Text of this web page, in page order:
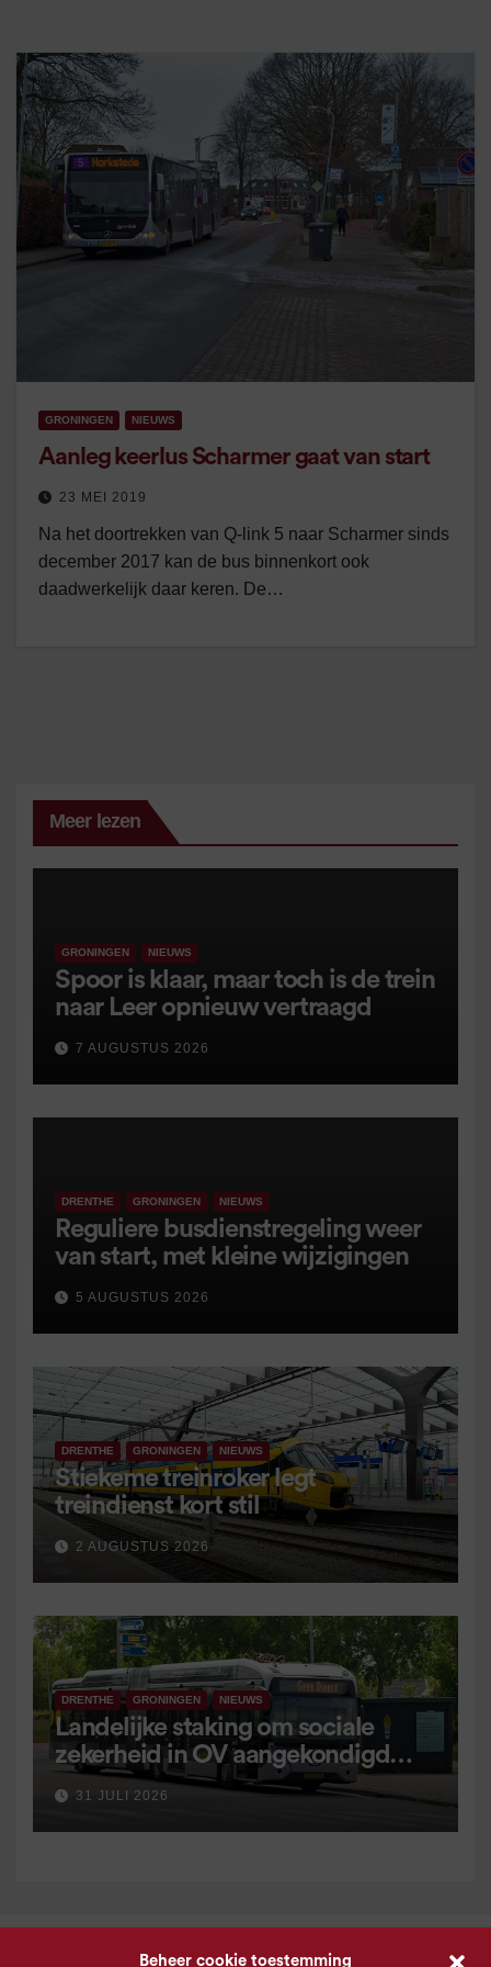
Beheer cookie toestemming
GRONINGEN NIEUWS
Aanleg keerlus Scharmer gaat van start
23 MEI 2019
Na het doortrekken van Q-link 5 naar Scharmer sinds
december 2017 kan de bus binnenkort ook
daadwerkelijk daar keren. De…
Meer lezen
GRONINGEN NIEUWS
Spoor is klaar, maar toch is de trein
naar Leer opnieuw vertraagd
7 AUGUSTUS 2026
DRENTHE GRONINGEN NIEUWS
Reguliere busdienstregeling weer
van start, met kleine wijzigingen
5 AUGUSTUS 2026
DRENTHE GRONINGEN NIEUWS
Stiekeme treinroker legt
treindienst kort stil
2 AUGUSTUS 2026
DRENTHE GRONINGEN NIEUWS
Landelijke staking om sociale
zekerheid in OV aangekondigd
voor 9 september
31 JULI 2026